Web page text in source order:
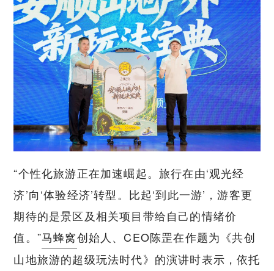
“个性化旅游正在加速崛起。旅行在由‘观光经
济’向‘体验经济’转型。比起‘到此一游’，游客更
期待的是景区及相关项目带给自己的情绪价
值。”马蜂窝创始人、CEO陈罡在作题为《共创
山地旅游的超级玩法时代》的演讲时表示，依托